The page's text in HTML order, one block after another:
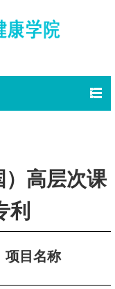
高层次课
利
项目名称